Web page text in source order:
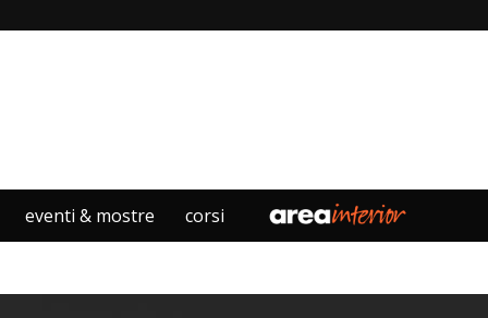
eventi & mostre corsi